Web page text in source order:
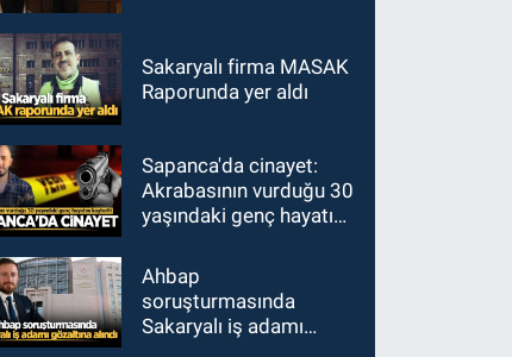
Sakaryalı firma MASAK
Raporunda yer aldı
Sapanca'da cinayet:
Akrabasının vurduğu 30
yaşındaki genç hayatını
Ahbap
soruşturmasında
Sakaryalı iş adamı